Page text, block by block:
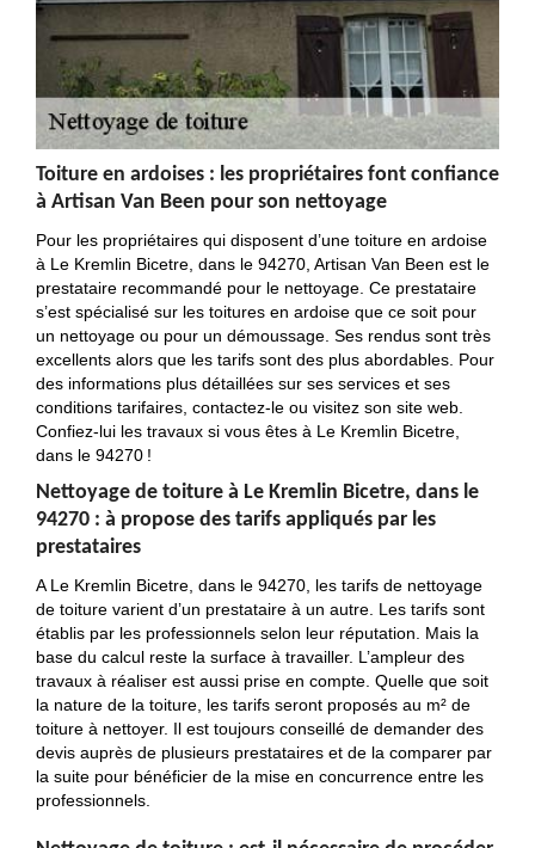
Toiture en ardoises : les propriétaires font confiance
à Artisan Van Been pour son nettoyage
Pour les propriétaires qui disposent d’une toiture en ardoise
à Le Kremlin Bicetre, dans le 94270, Artisan Van Been est le
prestataire recommandé pour le nettoyage. Ce prestataire
s’est spécialisé sur les toitures en ardoise que ce soit pour
un nettoyage ou pour un démoussage. Ses rendus sont très
excellents alors que les tarifs sont des plus abordables. Pour
des informations plus détaillées sur ses services et ses
conditions tarifaires, contactez-le ou visitez son site web.
Confiez-lui les travaux si vous êtes à Le Kremlin Bicetre,
dans le 94270 !
Nettoyage de toiture à Le Kremlin Bicetre, dans le
94270 : à propose des tarifs appliqués par les
prestataires
A Le Kremlin Bicetre, dans le 94270, les tarifs de nettoyage
de toiture varient d’un prestataire à un autre. Les tarifs sont
établis par les professionnels selon leur réputation. Mais la
base du calcul reste la surface à travailler. L’ampleur des
travaux à réaliser est aussi prise en compte. Quelle que soit
la nature de la toiture, les tarifs seront proposés au m² de
toiture à nettoyer. Il est toujours conseillé de demander des
devis auprès de plusieurs prestataires et de la comparer par
la suite pour bénéficier de la mise en concurrence entre les
professionnels.